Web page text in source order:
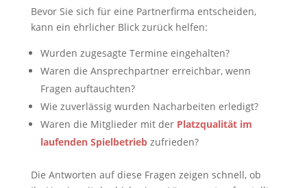
Bevor Sie sich für eine Partnerfirma entscheiden,
kann ein ehrlicher Blick zurück helfen:
Wurden zugesagte Termine eingehalten?
Waren die Ansprechpartner erreichbar, wenn
Fragen auftauchten?
Wie zuverlässig wurden Nacharbeiten erledigt?
Waren die Mitglieder mit der Platzqualität im
laufenden Spielbetriebzufrieden?
Die Antworten auf diese Fragen zeigen schnell, ob